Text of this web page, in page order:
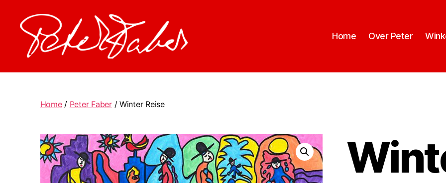
Faber
Home Over Peter
Home/ Peter Faber/ Winter Reise